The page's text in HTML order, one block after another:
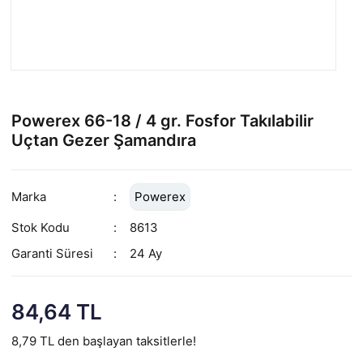
Powerex 66-18 / 4 gr. Fosfor Takılabilir
Uçtan Gezer Şamandıra
Marka
Powerex
Stok Kodu
8613
Garanti Süresi
24 Ay
84,64 TL
8,79 TL den başlayan taksitlerle!